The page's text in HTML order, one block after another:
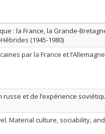
: la France, la Grande-
(1945-1980)
par la France et
et de l’expérience
Material culture, sociability,